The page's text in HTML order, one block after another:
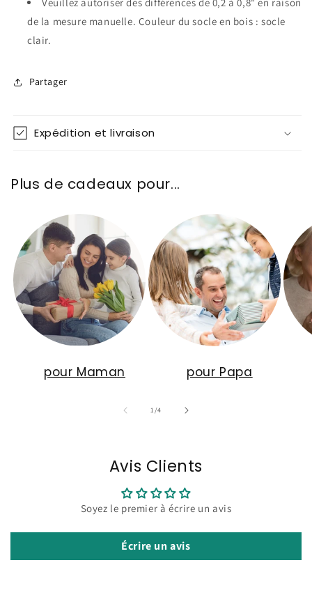
de la mesure manuelle. Couleur du socle en bois : socle
clair.
Partager
Expédition et livraison
Plus de cadeaux pour...
pour Maman pour Papa
1/de
4
Avis Clients
Soyez le premier à écrire un avis
Écrire un avis